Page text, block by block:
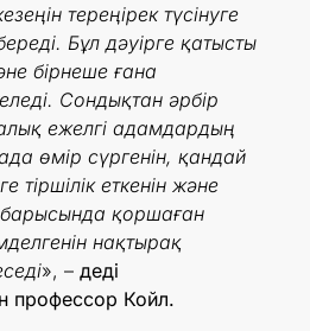
тереңірек түсінуге
Бұл дәуірге қатысты
бірнеше ғана
Сондықтан әрбір
ежелгі адамдардың
өмір сүргенін, қандай
тіршілік еткенін және
қоршаған
нақтырақ
», – деді
профессор Койл.